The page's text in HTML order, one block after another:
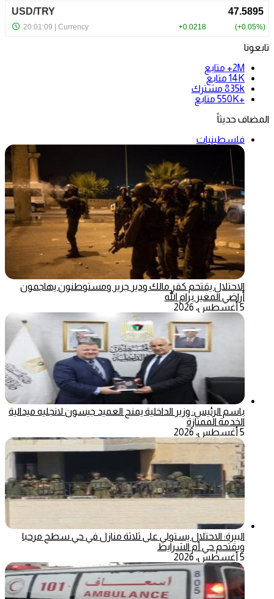
تابعونا
2M+
متابع
14K متابع
835k مشترك
+550K
متابع
المضاف حديثاً
فلسطينيات
الاحتلال يقتحم كفر مالك ودير جرير ومستوطنون يهاجمون
أراضي المغير برام الله
5 أغسطس، 2026
باسم الرئيس: وزير الداخلية يمنح العميد جيسون لانجليه ميدالية
الخدمة الممتازة
5 أغسطس، 2026
البيرة: الاحتلال يستولي على ثلاثة منازل في حي سطح مرحبا
ويقتحم حي أم الشرايط
5 أغسطس، 2026